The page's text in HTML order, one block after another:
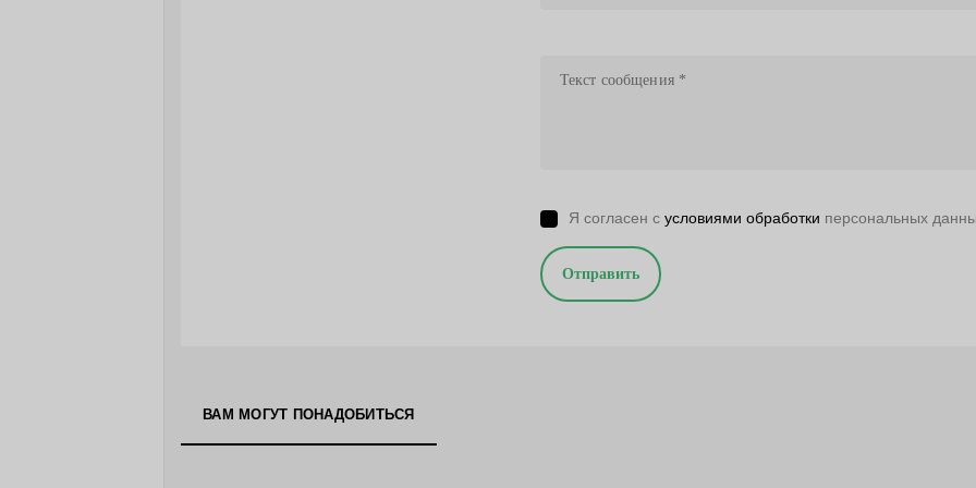
Я согласен с условиями обработки персональных
Отправить
ВАМ МОГУТ ПОНАДОБИТЬСЯ